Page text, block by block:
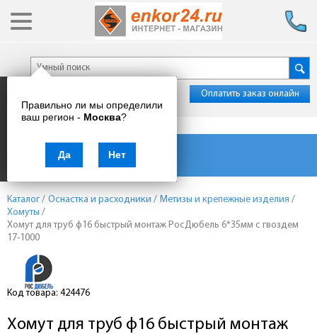
Правильно ли мы определили
ваш регион - Москва?
Да Нет
Оплатить заказ онлайн
Каталог товаров
Каталог / Оснастка и расходники / Метизы и крепежные изделия /
Хомуты /
Хомут для труб ф16 быстрый монтаж РосДюбель 6*35мм с гвоздем
17-1000
Код товара: 424476
Хомут для труб ф16 быстрый монтаж